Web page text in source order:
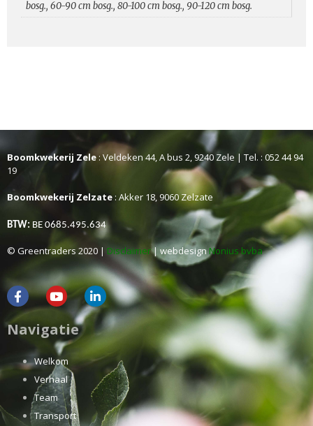
bosg., 60-90 cm bosg., 80-100 cm bosg., 90-120 cm bosg.
Boomkwekerij Zele: Veldeken 44, A bus 2, 9240 Zele | Tel. : 052 44 94
19
Boomkwekerij Zelzate : Akker 18, 9060 Zelzate
BTW: BE 0685.495.634
© Greentraders 2020 | Disclaimer| webdesignNonius bvba
Navigatie
Welkom
Verhaal
Team
Transport